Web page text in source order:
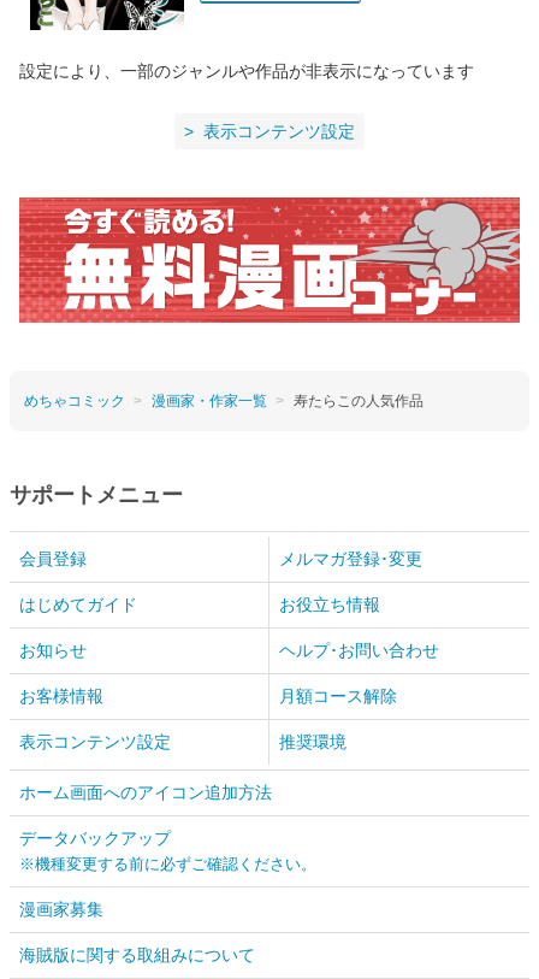
設定により、一部のジャンルや作品が非表示になっています
表示コンテンツ設定
めちゃコミック 漫画家・作家一覧 寿たらこの人気作品
サポートメニュー
会員登録 メルマガ登録･変更
はじめてガイド お役立ち情報
お知らせ ヘルプ･お問い合わせ
お客様情報 月額コース解除
表示コンテンツ設定 推奨環境
ホーム画面へのアイコン追加方法
データバックアップ
※機種変更する前に必ずご確認ください。
漫画家募集
海賊版に関する取組みについて